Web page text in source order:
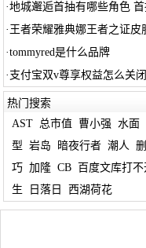
·地城邂逅首抽有哪些角色
· 王者荣耀雅典娜王者之证皮
·tommyred是什么品牌
· 支付宝双v尊享权益怎么关闭
热门搜索
AST
总市值 曹小强 水面
型 岩岛 暗夜行者 潮人
巧 加隆 CB 百度文库打不
生
日落日 西湖荷花